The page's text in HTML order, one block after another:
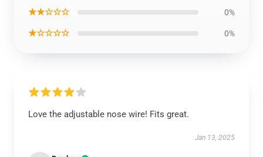
★★☆☆☆ 0%
★☆☆☆☆ 0%
Love the adjustable nose wire! Fits great.
Jan 13, 2025